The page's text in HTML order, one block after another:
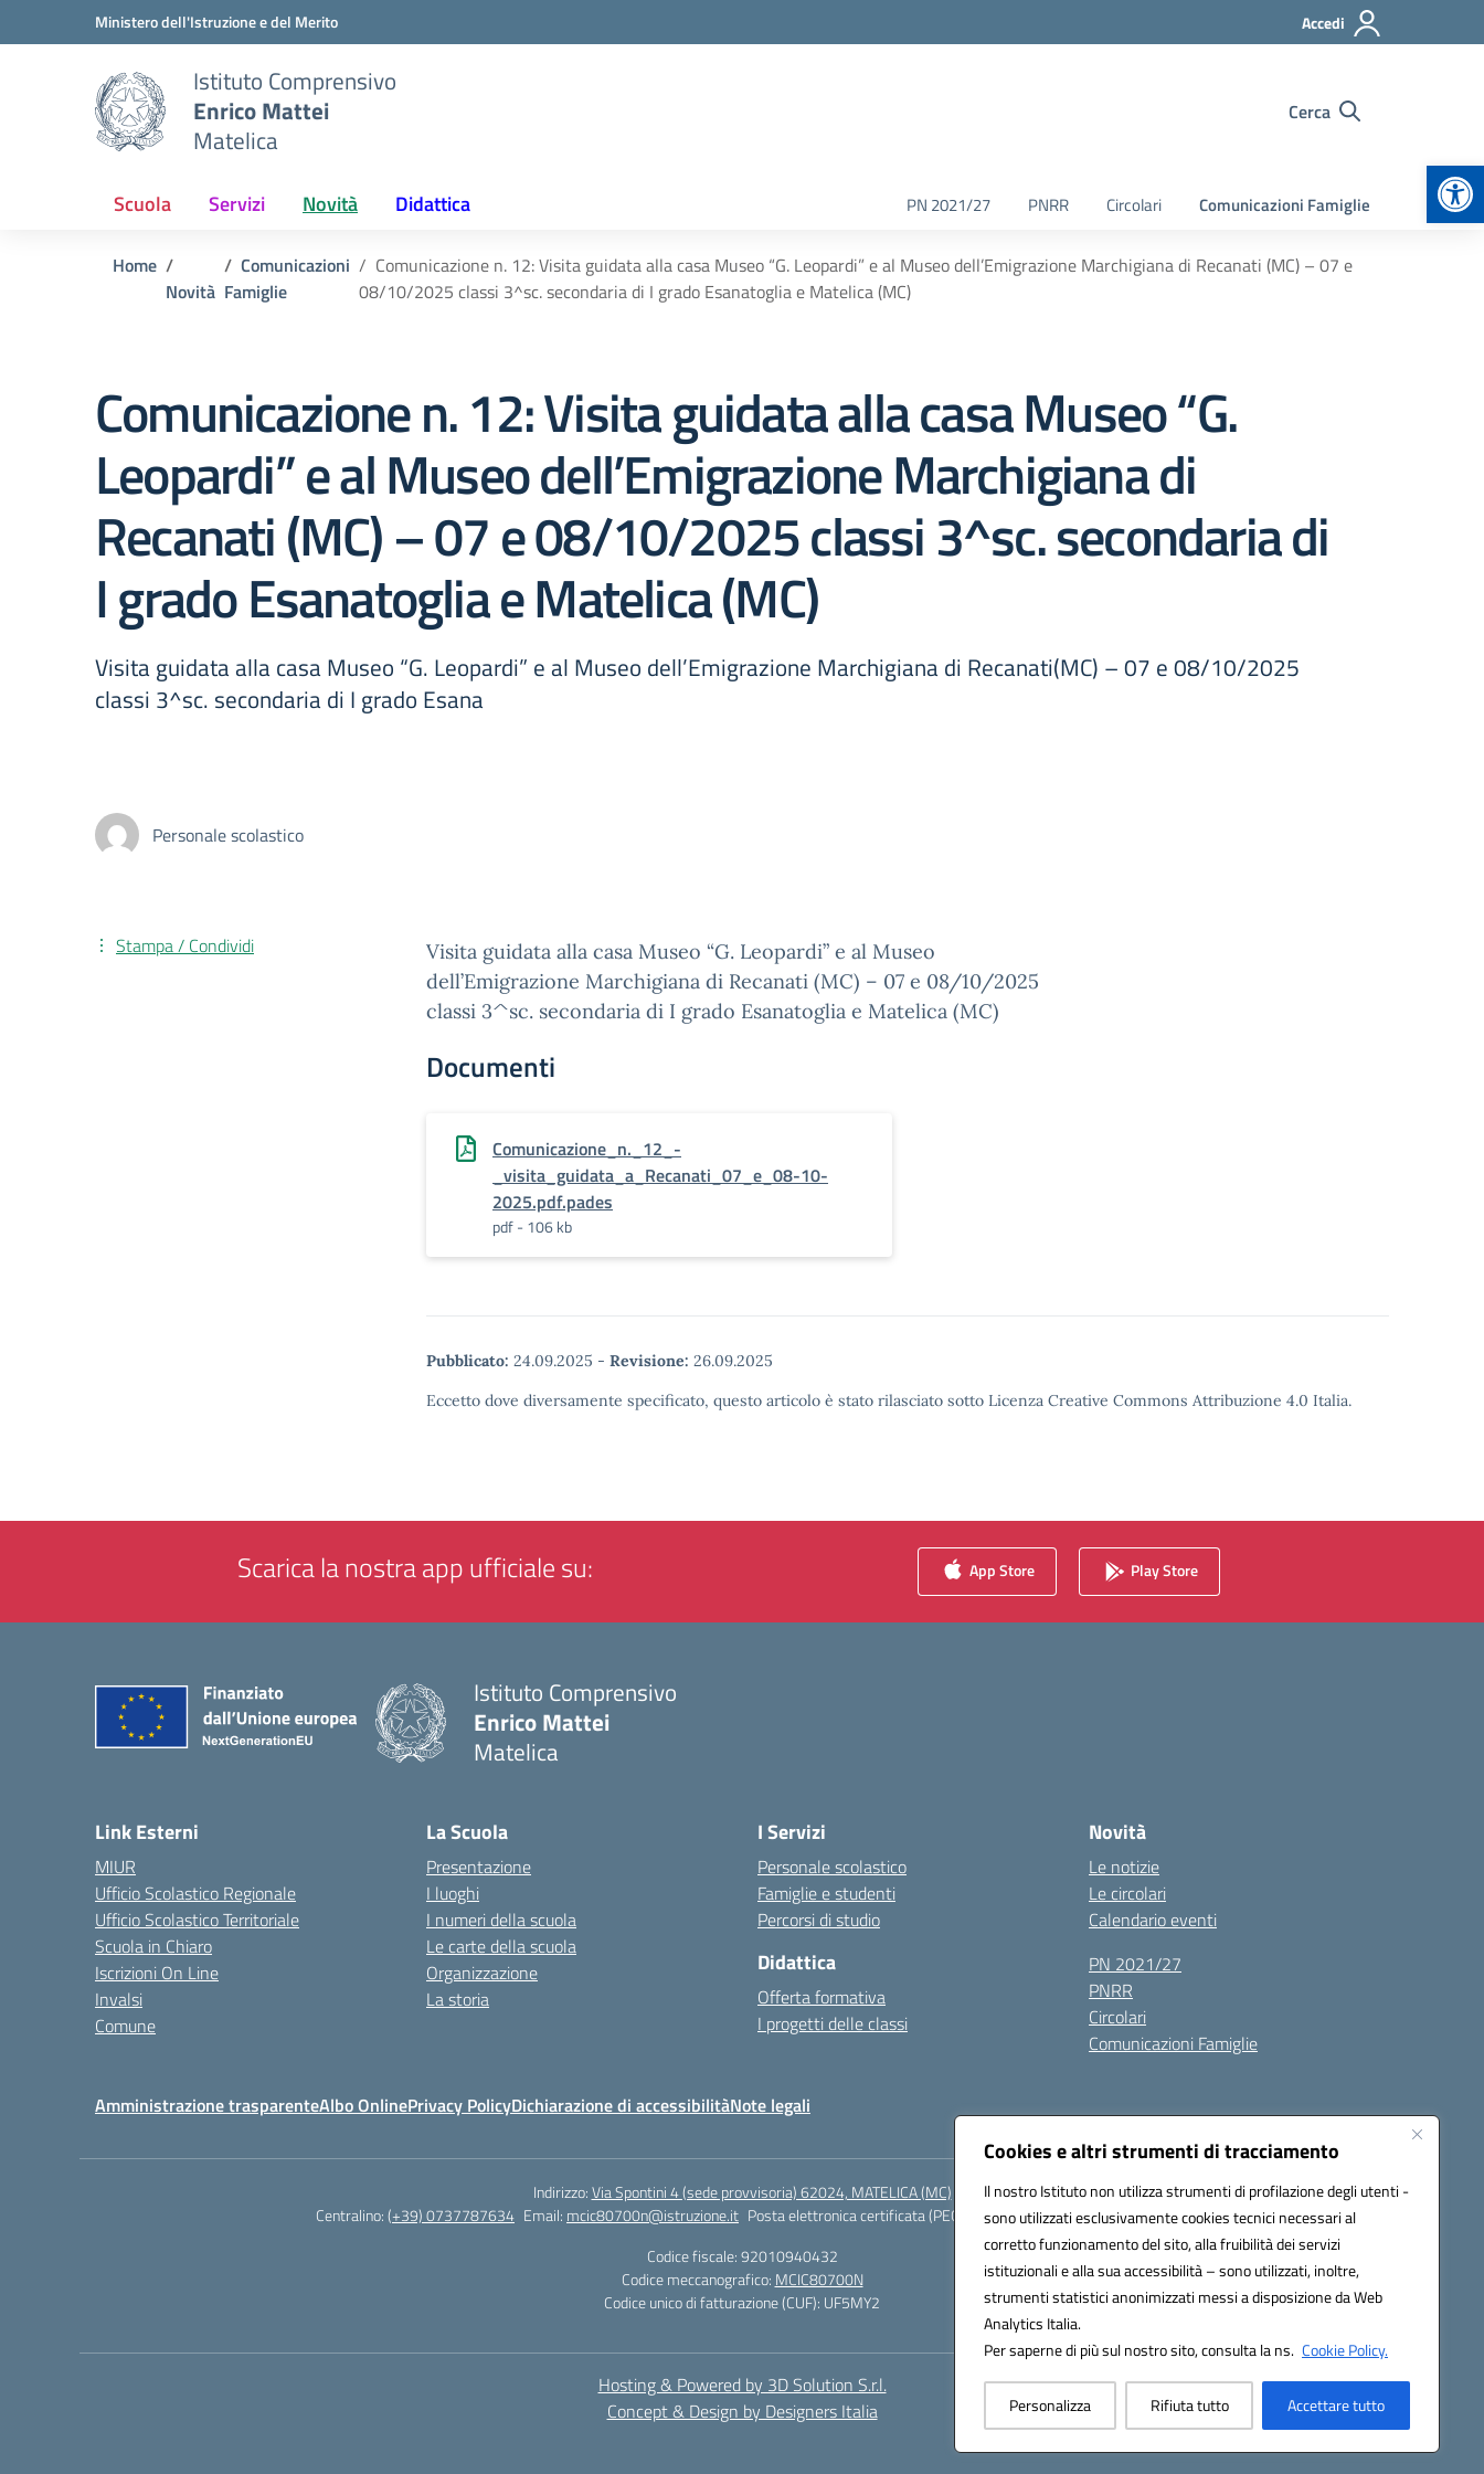
Cookies e altri strumenti di tracciamento
Il nostro Istituto non utilizza strumenti di profilazione degli utenti -
sono utilizzati esclusivamente cookies tecnici necessari al
corretto funzionamento del sito, alla fruibilità dei servizi
istituzionali e alla sua accessibilità – sono utilizzati, inoltre,
strumenti statistici anonimizzati messi a disposizione da Web
Analytics Italia.
Per saperne di più sul nostro sito, consulta la ns. Cookie Policy.
Personalizza Rifiuta tutto Accettare tutto
Vai ai contenuti
Vai al menu di navigazioneMinistero dell'Istruzione e del Merito Accedi
Istituto Comprensivo
Enrico Mattei
Matelica
Cerca
Scuola Servizi Novità Didattica PN 2021/27 PNRR Circolari Comunicazioni Famiglie
Home
Novità
Comunicazioni
Famiglie
Comunicazione n. 12: Visita guidata alla casa Museo “G. Leopardi” e al Museo dell’Emigrazione Marchigiana di Recanati (MC) – 07 e
08/10/2025 classi 3^sc. secondaria di I grado Esanatoglia e Matelica (MC)
Comunicazione n. 12: Visita guidata alla casa Museo “G.
Leopardi” e al Museo dell’Emigrazione Marchigiana di
Recanati (MC) – 07 e 08/10/2025 classi 3^sc. secondaria di
I grado Esanatoglia e Matelica (MC)
Visita guidata alla casa Museo “G. Leopardi” e al Museo dell’Emigrazione Marchigiana di Recanati(MC) – 07 e 08/10/2025
classi 3^sc. secondaria di I grado Esana
Personale scolastico
Visita guidata alla casa Museo “G. Leopardi” e al Museo
dell’Emigrazione Marchigiana di Recanati (MC) – 07 e 08/10/2025
classi 3^sc. secondaria di I grado Esanatoglia e Matelica (MC)
Documenti
Comunicazione_n._12_-
_visita_guidata_a_Recanati_07_e_08-10-
2025.pdf.pades
pdf - 106 kb
Pubblicato: 24.09.2025 - Revisione: 26.09.2025
Eccetto dove diversamente specificato, questo articolo è stato rilasciato sotto Licenza Creative Commons Attribuzione 4.0 Italia.
Stampa / Condividi
Scarica la nostra app ufficiale su: App Store Play Store
Istituto Comprensivo
Enrico Mattei
Matelica
Link Esterni
MIUR
Ufficio Scolastico Regionale
Ufficio Scolastico Territoriale
Scuola in Chiaro
Iscrizioni On Line
Invalsi
Comune
La Scuola
Presentazione
I luoghi
I numeri della scuola
Le carte della scuola
Organizzazione
La storia
I Servizi
Personale scolastico
Famiglie e studenti
Percorsi di studio
Didattica
Offerta formativa
I progetti delle classi
Novità
Le notizie
Le circolari
Calendario eventi
PN 2021/27
PNRR
Circolari
Comunicazioni Famiglie
Amministrazione trasparenteAlbo OnlinePrivacy PolicyDichiarazione di accessibilitàNote legali
Indirizzo:Via Spontini 4 (sede provvisoria) 62024, MATELICA (MC)
Centralino:(+39) 0737787634 Email: mcic80700n@istruzione.it Posta elettronica certificata (PEC):
mcic80700n@pec.istruzione.it
Codice fiscale: 92010940432
Codice meccanografico: MCIC80700N
Codice unico di fatturazione (CUF): UF5MY2
Hosting & Powered by 3D Solution S.r.l.
Concept & Design by Designers Italia